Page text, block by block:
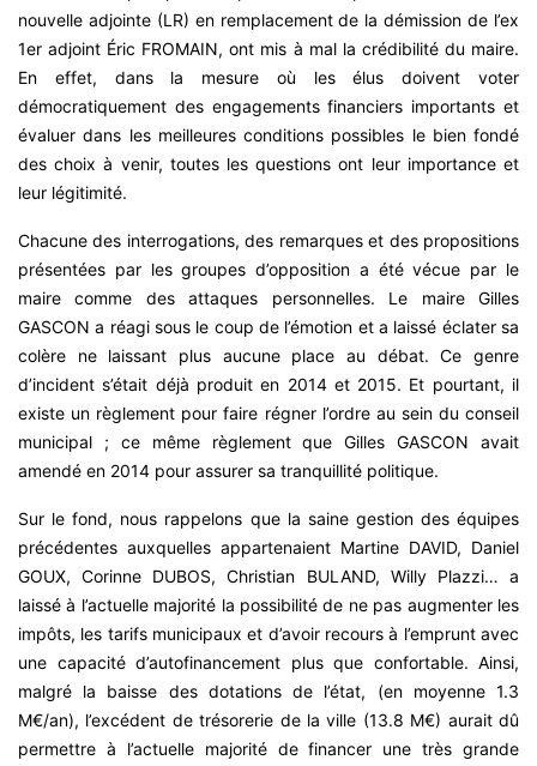
nouvelle adjointe (LR) en remplacement de la démission de l’ex
1er adjoint Éric FROMAIN, ont mis à mal la crédibilité du maire.
En effet, dans la mesure où les élus doivent voter
démocratiquement des engagements financiers importants et
évaluer dans les meilleures conditions possibles le bien fondé
des choix à venir, toutes les questions ont leur importance et
leur légitimité.
Chacune des interrogations, des remarques et des propositions
présentées par les groupes d’opposition a été vécue par le
maire comme des attaques personnelles. Le maire Gilles
GASCON a réagi sous le coup de l’émotion et a laissé éclater sa
colère ne laissant plus aucune place au débat. Ce genre
d’incident s’était déjà produit en 2014 et 2015. Et pourtant, il
existe un règlement pour faire régner l’ordre au sein du conseil
municipal ; ce même règlement que Gilles GASCON avait
amendé en 2014 pour assurer sa tranquillité politique.
Sur le fond, nous rappelons que la saine gestion des équipes
précédentes auxquelles appartenaient Martine DAVID, Daniel
GOUX, Corinne DUBOS, Christian BULAND, Willy Plazzi… a
laissé à l’actuelle majorité la possibilité de ne pas augmenter les
impôts, les tarifs municipaux et d’avoir recours à l’emprunt avec
une capacité d’autofinancement plus que confortable. Ainsi,
malgré la baisse des dotations de l’état, (en moyenne 1.3
M€/an), l’excédent de trésorerie de la ville (13.8 M€) aurait dû
permettre à l’actuelle majorité de financer une très grande